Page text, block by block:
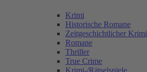
Krimi
Historische Romane
Zeitgeschichtlicher Krimi
Romane
Thriller
True Crime
Krimi-/Rätselspiele